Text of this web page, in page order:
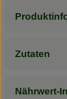
Zutaten
Nährwert-